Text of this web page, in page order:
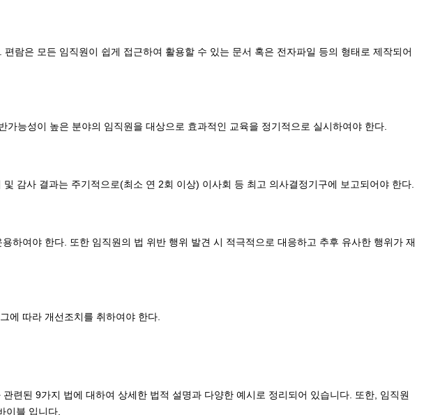
람은 모든 임직원이 쉽게 접근하여 활용할 수 있는 문서 혹은 전자파일 등의 형태로 제작되어
능성이 높은 분야의 임직원을 대상으로 효과적인 교육을 정기적으로 실시하여야 한다.
감사 결과는 주기적으로(최소 연 2회 이상) 이사회 등 최고 의사결정기구에 보고되어야 한다.
하여야 한다. 또한 임직원의 법 위반 행위 발견 시 적극적으로 대응하고 추후 유사한 행위가 재
에 따라 개선조치를 취하여야 한다.
련된 9가지 법에 대하여 상세한 법적 설명과 다양한 예시로 정리되어 있습니다. 또한, 임직원
이블 입니다.